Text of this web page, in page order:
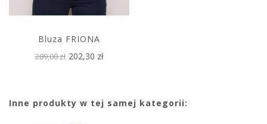
Bluza FRIONA
289,00 zł 202,30 zł
Inne produkty w tej samej kategorii: